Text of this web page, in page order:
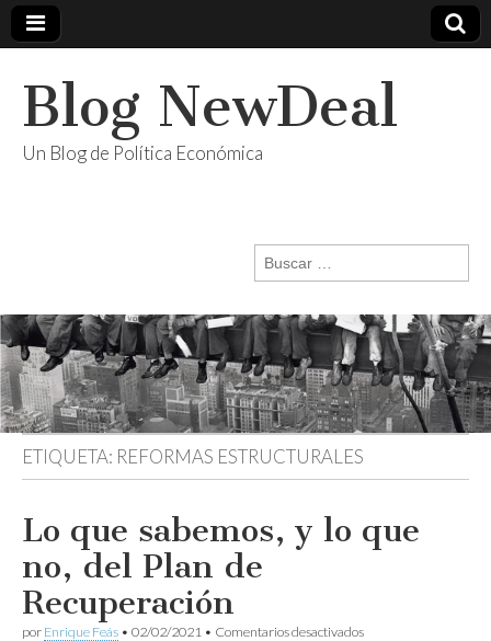
Blog NewDeal
Un Blog de Política Económica
Buscar:
ETIQUETA: REFORMAS ESTRUCTURALES
Lo que sabemos, y lo que
no, del Plan de
Recuperación
por Enrique Feás • 02/02/2021 • Comentarios desactivadosen